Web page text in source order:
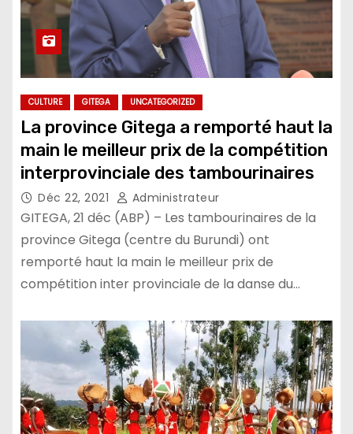
CULTURE GITEGA UNCATEGORIZED
La province Gitega a remporté haut la
main le meilleur prix de la compétition
interprovinciale des tambourinaires
Déc 22, 2021 Administrateur
GITEGA, 21 déc (ABP) – Les tambourinaires de la
province Gitega (centre du Burundi) ont
remporté haut la main le meilleur prix de
compétition inter provinciale de la danse du…